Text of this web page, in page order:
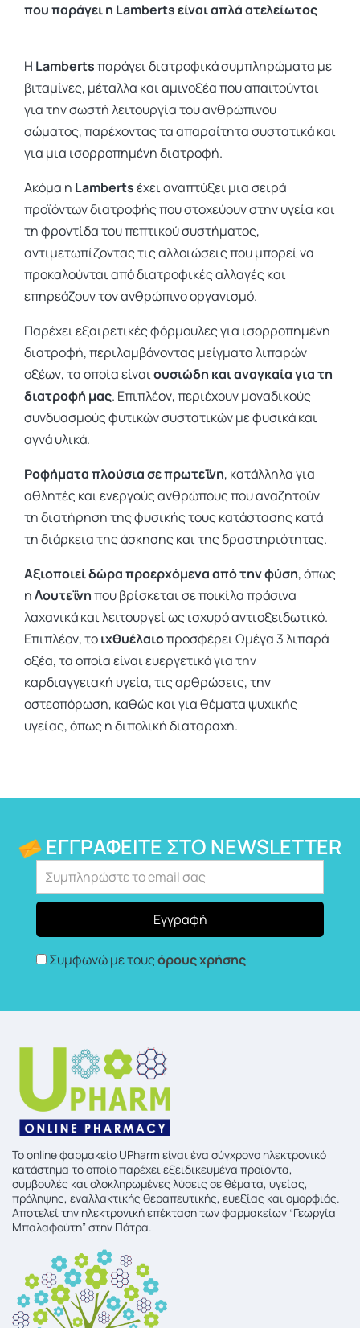
που παράγει η Lamberts είναι απλά ατελείωτος
Η Lambertsπαράγει διατροφικά συμπληρώματα με
βιταμίνες, μέταλλα και αμινοξέα που απαιτούνται
για την σωστή λειτουργία του ανθρώπινου
σώματος, παρέχοντας τα απαραίτητα συστατικά και
για μια ισορροπημένη διατροφή.
Ακόμα η Lambertsέχει αναπτύξει μια σειρά
προϊόντων διατροφής που στοχεύουν στην υγεία και
τη φροντίδα του πεπτικού συστήματος,
αντιμετωπίζοντας τις αλλοιώσεις που μπορεί να
προκαλούνται από διατροφικές αλλαγές και
επηρεάζουν τον ανθρώπινο οργανισμό.
Παρέχει εξαιρετικές φόρμουλες για ισορροπημένη
διατροφή, περιλαμβάνοντας μείγματα λιπαρών
οξέων, τα οποία είναιουσιώδη και αναγκαία για τη
διατροφή μας. Επιπλέον, περιέχουν μοναδικούς
συνδυασμούς φυτικών συστατικών με φυσικά και
αγνά υλικά.
Ροφήματα πλούσια σε πρωτεΐνη, κατάλληλα για
αθλητές και ενεργούς ανθρώπους που αναζητούν
τη διατήρηση της φυσικής τους κατάστασης κατά
τη διάρκεια της άσκησης και της δραστηριότητας.
Αξιοποιεί δώρα προερχόμενα από την φύση, όπως
ηΛουτεΐνηπου βρίσκεται σε ποικίλα πράσινα
λαχανικά και λειτουργεί ως ισχυρό αντιοξειδωτικό.
Επιπλέον, τοιχθυέλαιοπροσφέρει Ωμέγα 3 λιπαρά
οξέα, τα οποία είναι ευεργετικά για την
καρδιαγγειακή υγεία, τις αρθρώσεις, την
οστεοπόρωση, καθώς και για θέματα ψυχικής
υγείας, όπως η διπολική διαταραχή.
ΕΓΓΡΑΦΕΊΤΕ ΣΤΟ NEWSLETTER
Συμφωνώ με τουςόρους χρήσης
To online φαρμακείο UPharm είναι ένα σύγχρονο ηλεκτρονικό
κατάστημα το οποίο παρέχει εξειδικευμένα προϊόντα,
συμβουλές και ολοκληρωμένες λύσεις σε θέματα, υγείας,
πρόληψης, εναλλακτικής θεραπευτικής, ευεξίας και ομορφιάς.
Αποτελεί την ηλεκτρονική επέκταση των φαρμακείων “Γεωργία
Μπαλαφούτη” στην Πάτρα.